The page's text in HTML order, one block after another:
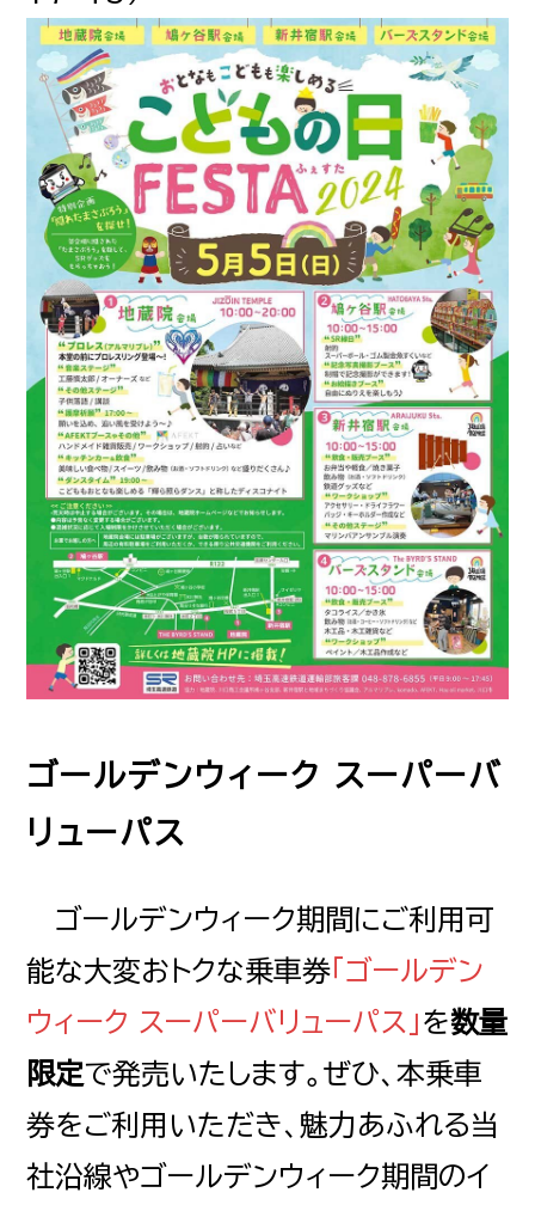
ゴールデンウィーク スーパーバ
リューパス
ゴールデンウィーク期間にご利用可
能な大変おトクな乗車券「ゴールデン
ウィーク スーパーバリューパス」 を数量
限定で発売いたします。ぜひ、本乗車
券をご利用いただき、魅力あふれる当
社沿線やゴールデンウィーク期間のイ